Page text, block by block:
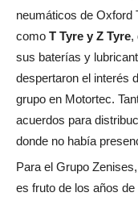
neumáticos de Oxford
como T Tyre y Z Tyre,
sus baterías y
despertaron el interés
grupo en Motortec.
acuerdos para
donde no había
Para el Grupo
es fruto de los años